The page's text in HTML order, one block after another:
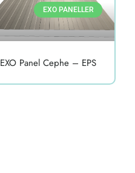
EXO PANELLER
EXO Panel Cephe – EPS